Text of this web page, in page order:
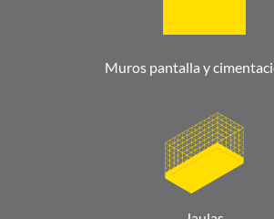
Muros pantalla y